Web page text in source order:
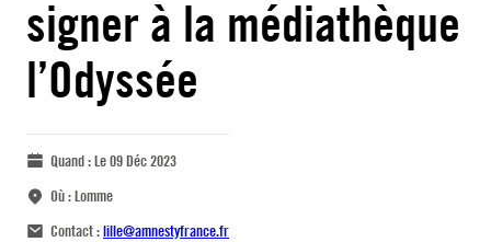
signer à la médiathèque
l’Odyssée
Quand :Le 09 Déc 2023
Où :Lomme
Contact :lille@amnestyfrance.fr